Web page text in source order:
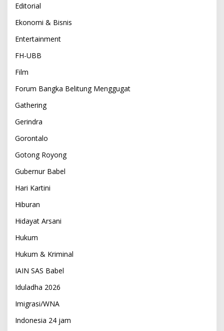
Editorial
Ekonomi & Bisnis
Entertainment
FH-UBB
Film
Forum Bangka Belitung Menggugat
Gathering
Gerindra
Gorontalo
Gotong Royong
Gubernur Babel
Hari Kartini
Hiburan
Hidayat Arsani
Hukum
Hukum & Kriminal
IAIN SAS Babel
Iduladha 2026
Imigrasi/WNA
Indonesia 24 jam